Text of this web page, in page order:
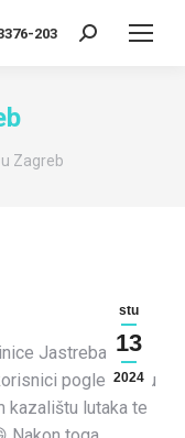
203 Search:
u Zagreb
stu
13
2024
Jastrebarsko
pogledali su
kazalištu lutaka te